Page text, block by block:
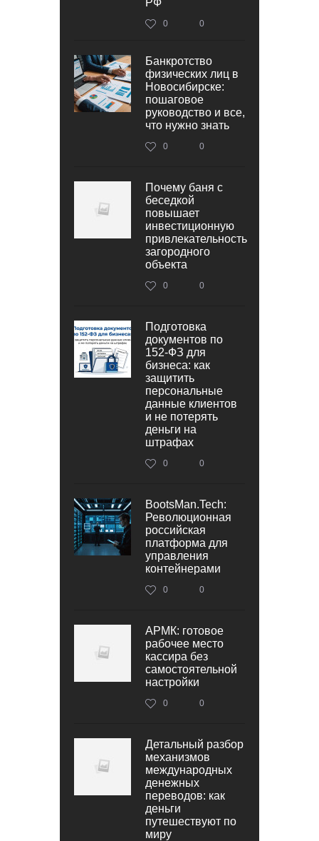
0 0
Банкротство
физических лиц в
Новосибирске:
пошаговое
руководство и все,
что нужно знать
0 0
Почему баня с
беседкой
повышает
инвестиционную
привлекательность
загородного
объекта
0 0
Подготовка
документов по
152‑ФЗ для
бизнеса: как
защитить
персональные
данные клиентов
и не потерять
деньги на
штрафах
0 0
BootsMan.Tech:
Революционная
российская
платформа для
управления
контейнерами
0 0
АРМК: готовое
рабочее место
кассира без
самостоятельной
настройки
0 0
Детальный разбор
механизмов
международных
денежных
переводов: как
деньги
путешествуют по
миру